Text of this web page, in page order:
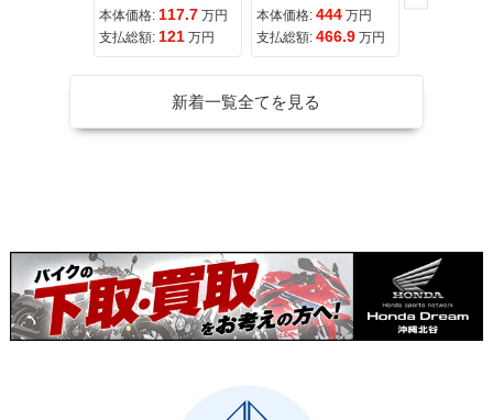
本体価格: 117.7 万円
支払総額: 121 万円
本体価格: 444 万円
支払総額: 466.9 万円
新着一覧全てを見る